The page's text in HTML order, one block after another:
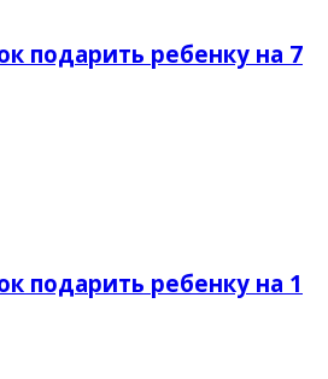
подарить ребенку на 7
подарить ребенку на 1